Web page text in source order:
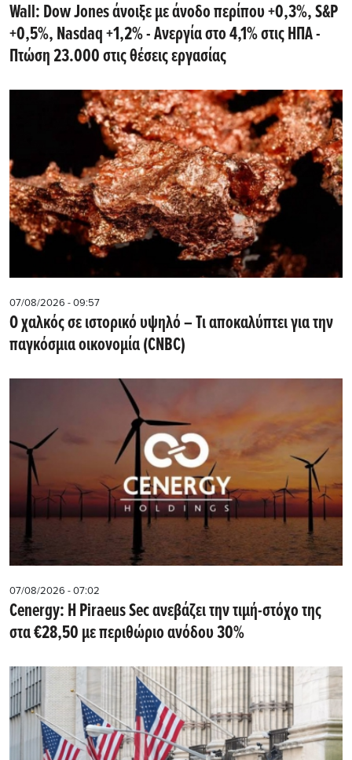
Wall: Dow Jones άνοιξε με άνοδο περίπου +0,3%, S&P
+0,5%, Nasdaq +1,2% - Ανεργία στο 4,1% στις ΗΠΑ -
Πτώση 23.000 στις θέσεις εργασίας
07/08/2026 - 09:57
Ο χαλκός σε ιστορικό υψηλό – Τι αποκαλύπτει για την
παγκόσμια οικονομία (CNBC)
07/08/2026 - 07:02
Cenergy: Η Piraeus Sec ανεβάζει την τιμή-στόχο της
στα €28,50 με περιθώριο ανόδου 30%